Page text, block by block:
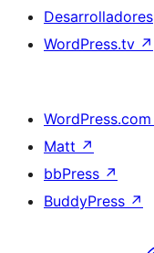
Desarrolladores
WordPress.tv ↗
WordPress.com
Matt ↗
bbPress ↗
BuddyPress ↗